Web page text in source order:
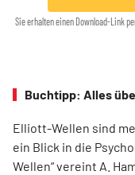
Sie erhalten einen Download-Link
Buchtipp: Alles
Elliott-Wellen sind
ein Blick in die
Wellen“ vereint A.